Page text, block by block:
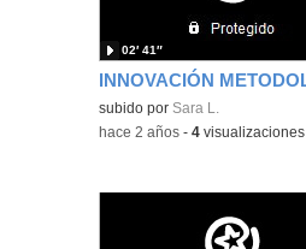
Contenido educativo.
subido por Sara L.
02′ 41″
-hace 2 años -4 visualizaciones